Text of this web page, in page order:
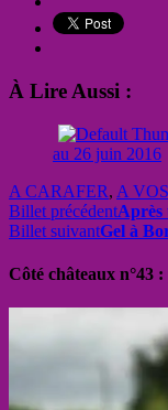
À Lire Aussi :
au 26 juin 2016
A CARAFER, A
Billet précédentAprès
Billet suivantGel à
Côté châteaux n°43